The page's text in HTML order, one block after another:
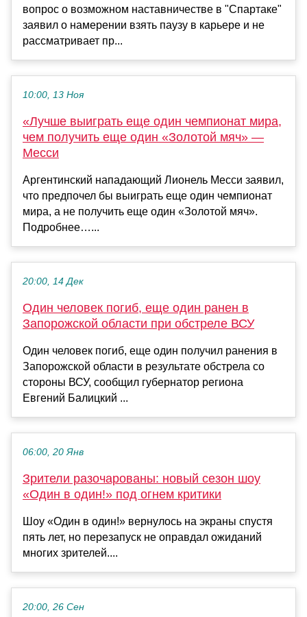
вопрос о возможном наставничестве в "Спартаке"
заявил о намерении взять паузу в карьере и не
рассматривает пр...
10:00, 13 Ноя
«Лучше выиграть еще один чемпионат мира,
чем получить еще один «Золотой мяч» —
Месси
Аргентинский нападающий Лионель Месси заявил,
что предпочел бы выиграть еще один чемпионат
мира, а не получить еще один «Золотой мяч».
Подробнее…...
20:00, 14 Дек
Один человек погиб, еще один ранен в
Запорожской области при обстреле ВСУ
Один человек погиб, еще один получил ранения в
Запорожской области в результате обстрела со
стороны ВСУ, сообщил губернатор региона
Евгений Балицкий ...
06:00, 20 Янв
Зрители разочарованы: новый сезон шоу
«Один в один!» под огнем критики
Шоу «Один в один!» вернулось на экраны спустя
пять лет, но перезапуск не оправдал ожиданий
многих зрителей....
20:00, 26 Сен